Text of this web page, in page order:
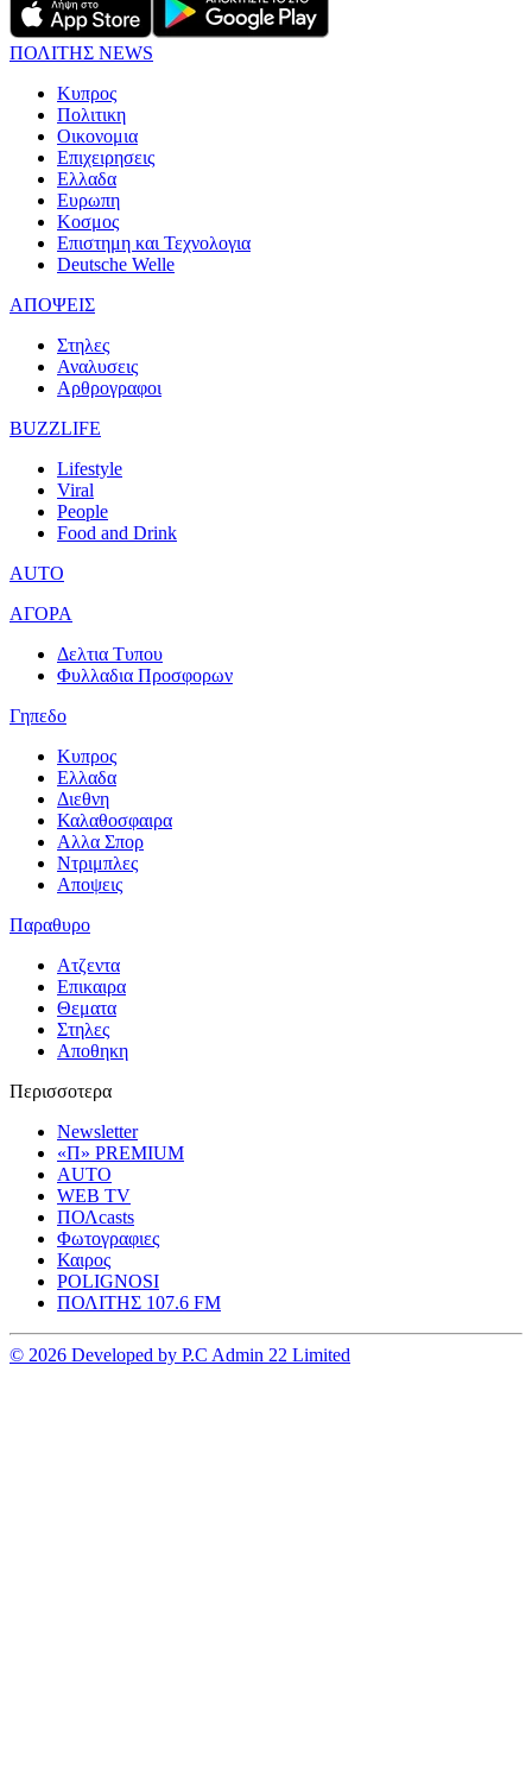
ΠΟΛΙΤΗΣ NEWS
Κυπρος
Πολιτικη
Οικονομια
Επιχειρησεις
Ελλαδα
Ευρωπη
Κοσμος
Επιστημη και Τεχνολογια
Deutsche Welle
ΑΠΟΨΕΙΣ
Στηλες
Αναλυσεις
Αρθρογραφοι
BUZZLIFE
Lifestyle
Viral
People
Food and Drink
AUTO
ΑΓΟΡΑ
Δελτια Τυπου
Φυλλαδια Προσφορων
Γηπεδο
Κυπρος
Ελλαδα
Διεθνη
Καλαθοσφαιρα
Αλλα Σπορ
Ντριμπλες
Αποψεις
Παραθυρο
Ατζεντα
Επικαιρα
Θεματα
Στηλες
Αποθηκη
Περισσοτερα
Newsletter
«Π» PREMIUM
AUTO
WEB TV
ΠΟΛcasts
Φωτογραφιες
Καιρος
POLIGNOSI
ΠΟΛΙΤΗΣ 107.6 FM
© 2026 Developed by P.C Admin 22 Limited